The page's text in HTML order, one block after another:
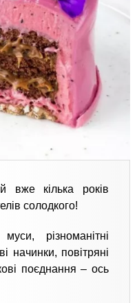
вже кілька років
солодкого!
різноманітні
начинки, повітряні
поєднання – ось